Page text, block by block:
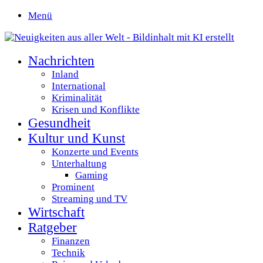
Menü
Nachrichten
Inland
International
Kriminalität
Krisen und Konflikte
Gesundheit
Kultur und Kunst
Konzerte und Events
Unterhaltung
Gaming
Prominent
Streaming und TV
Wirtschaft
Ratgeber
Finanzen
Technik